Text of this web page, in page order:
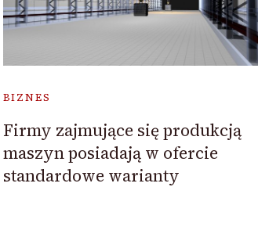
BIZNES
Firmy zajmujące się produkcją
maszyn posiadają w ofercie
standardowe warianty